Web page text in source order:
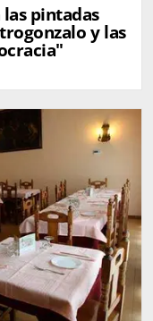
las pintadas
y las